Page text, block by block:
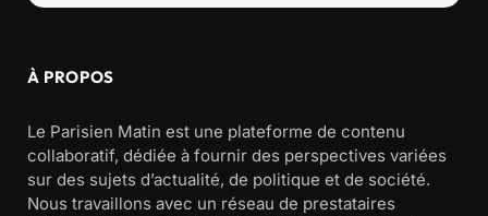
À PROPOS
Le Parisien Matin est une plateforme de contenu
collaboratif, dédiée à fournir des perspectives variées
sur des sujets d’actualité, de politique et de société.
Nous travaillons avec un réseau de prestataires